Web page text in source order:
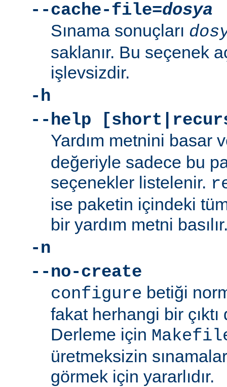
--cache-file=dosya
Sınama sonuçları
saklanır. Bu seçenek
işlevsizdir.
-h
--help
Yardım metnini basar
değeriyle sadece bu
seçenekler listelenir.
ise paketin içindeki
bir yardım metni
-n
--no-create
configure betiği
fakat herhangi bir
Derleme için
üretmeksizin
görmek için yararlıdır.